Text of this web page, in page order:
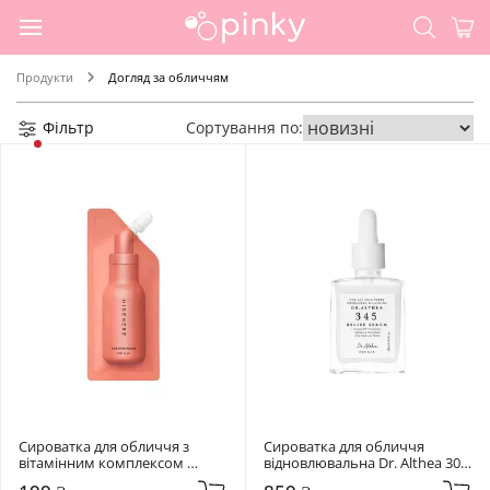
Продукти Догляд за обличчям
Фільтр Сортування по:
Сироватка для обличчя з
вітамінним комплексом
Hidehere 25 мл Vita Elixir Serum
Сироватка для обличчя
відновлювальна Dr. Althea 30